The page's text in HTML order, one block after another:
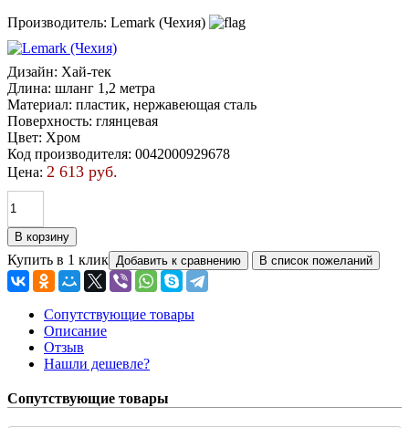
Производитель: Lemark (Чехия)
Дизайн: Хай-тек
Длина: шланг 1,2 метра
Материал: пластик, нержавеющая сталь
Поверхность: глянцевая
Цвет: Хром
Код производителя: 0042000929678
Цена: 2 613 руб.
Купить в 1 клик
Сопутствующие товары
Описание
Отзыв
Нашли дешевле?
Сопутствующие товары